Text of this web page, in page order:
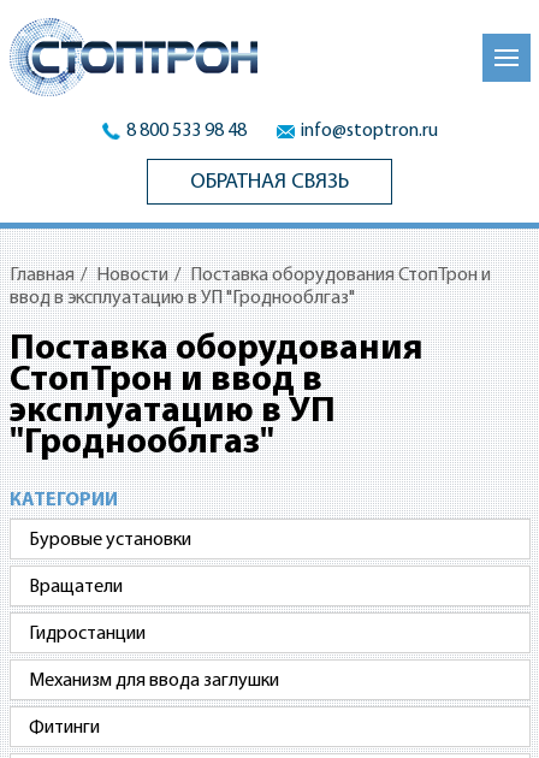
8 800 533 98 48 info@stoptron.ru
ОБРАТНАЯ СВЯЗЬ
Главная / Новости / Поставка оборудования СтопТрон и
ввод в эксплуатацию в УП "Гроднооблгаз"
Поставка оборудования
СтопТрон и ввод в
эксплуатацию в УП
"Гроднооблгаз"
КАТЕГОРИИ
Буровые установки
Вращатели
Гидростанции
Механизм для ввода заглушки
Фитинги